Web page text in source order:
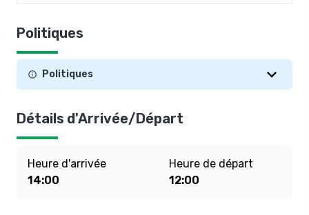
Politiques
Politiques
Détails d'Arrivée/Départ
Heure d'arrivée
14:00
Heure de départ
12:00